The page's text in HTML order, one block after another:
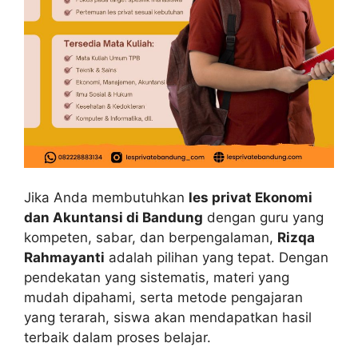
Jika Anda membutuhkan les privat Ekonomi
dan Akuntansi di Bandung dengan guru yang
kompeten, sabar, dan berpengalaman, Rizqa
Rahmayanti adalah pilihan yang tepat. Dengan
pendekatan yang sistematis, materi yang
mudah dipahami, serta metode pengajaran
yang terarah, siswa akan mendapatkan hasil
terbaik dalam proses belajar.